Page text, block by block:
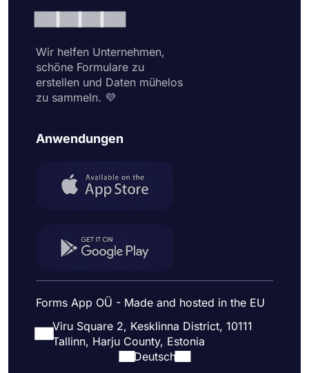
Wir helfen Unternehmen,
schöne Formulare zu
erstellen und Daten mühelos
zu sammeln. 💜
Anwendungen
Forms App OÜ - Made and hosted in the EU
Viru Square 2, Kesklinna District, 10111
Tallinn, Harju County, Estonia
Deutsch